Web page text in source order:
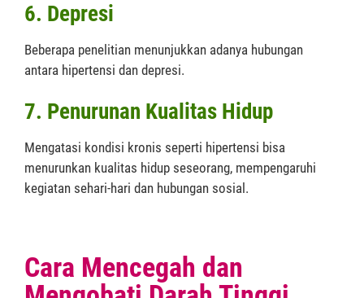
6. Depresi
Beberapa penelitian menunjukkan adanya hubungan
antara hipertensi dan depresi.
7. Penurunan Kualitas Hidup
Mengatasi kondisi kronis seperti hipertensi bisa
menurunkan kualitas hidup seseorang, mempengaruhi
kegiatan sehari-hari dan hubungan sosial.
Cara Mencegah dan